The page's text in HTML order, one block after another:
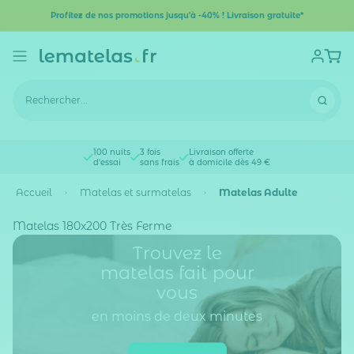
Profitez de nos promotions jusqu'à -40% ! Livraison gratuite*
100 nuits
d'essai
3 fois
sans frais
Livraison offerte
à domicile dès 49 €
Accueil Matelas et surmatelas Matelas Adulte
Matelas 180x200 Très Ferme
Trouvez le
matelas fait pour
vous
en moins de deux minutes